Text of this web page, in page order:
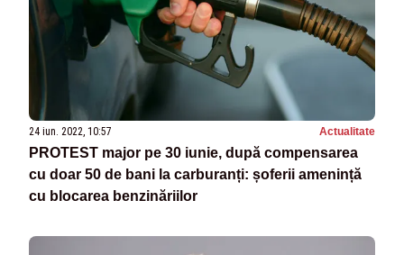
24 iun. 2022, 10:57 Actualitate
PROTEST major pe 30 iunie, după compensarea
cu doar 50 de bani la carburanți: șoferii amenință
cu blocarea benzinăriilor